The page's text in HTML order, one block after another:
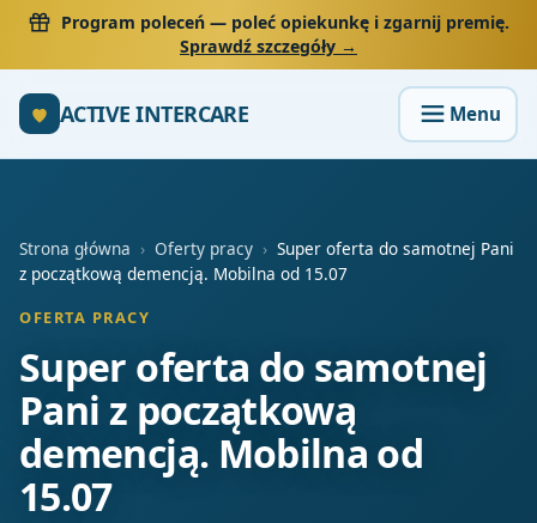
Program poleceń— poleć opiekunkę i zgarnij premię.
Sprawdź szczegóły →
ACTIVE INTERCARE
Strona główna › Oferty pracy › Super oferta do samotnej Pani
z początkową demencją. Mobilna od 15.07
OFERTA PRACY
Super oferta do samotnej
Pani z początkową
demencją. Mobilna od
15.07